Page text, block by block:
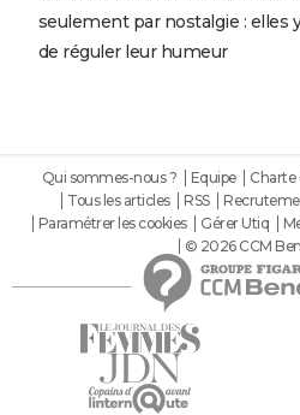
seulement par nostalgie : elles
de réguler leur humeur
Qui sommes-nous ? Equipe Charte
Tous les articles
RSS
Paramétrer les cookies
Gérer Utiq
© 2026 CCM